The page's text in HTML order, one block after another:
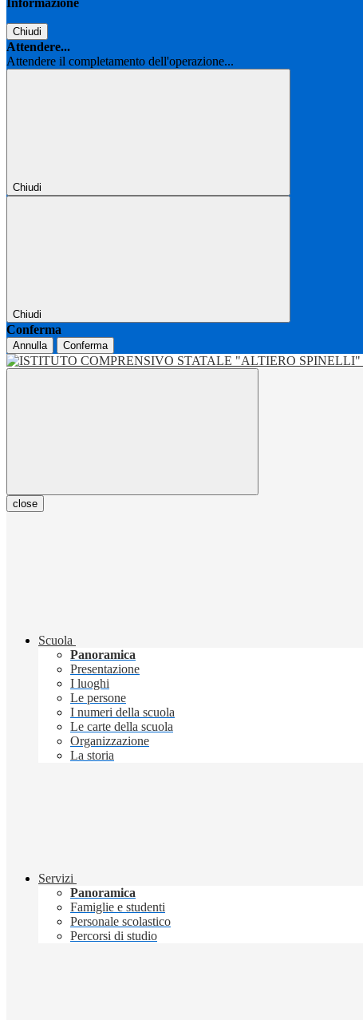
Informazione
Chiudi
Attendere...
Attendere il completamento dell'operazione...
Chiudi
Chiudi
Conferma
Annulla Conferma
close
Scuola
Panoramica
Presentazione
I luoghi
Le persone
I numeri della scuola
Le carte della scuola
Organizzazione
La storia
Servizi
Panoramica
Famiglie e studenti
Personale scolastico
Percorsi di studio